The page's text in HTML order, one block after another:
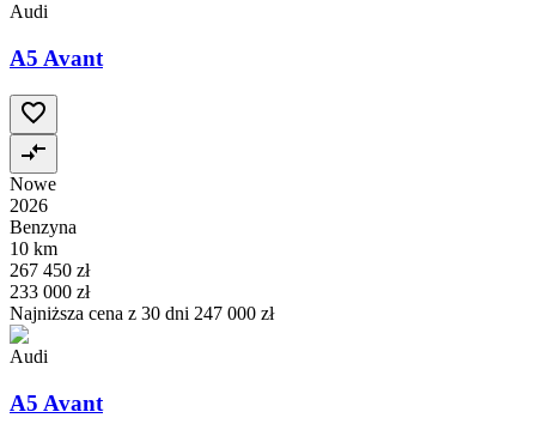
Audi
A5 Avant
Nowe
2026
Benzyna
10 km
267 450 zł
233 000 zł
Najniższa cena z 30 dni 247 000 zł
Audi
A5 Avant